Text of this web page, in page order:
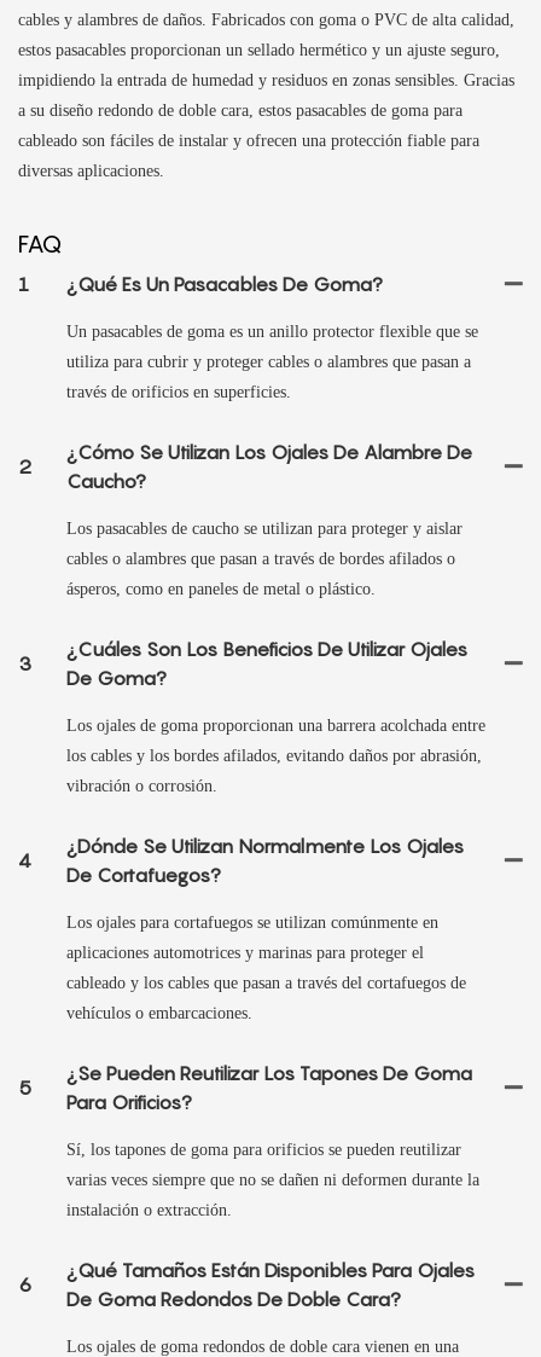
cables y alambres de daños. Fabricados con goma o PVC de alta calidad,
estos pasacables proporcionan un sellado hermético y un ajuste seguro,
impidiendo la entrada de humedad y residuos en zonas sensibles. Gracias
a su diseño redondo de doble cara, estos pasacables de goma para
cableado son fáciles de instalar y ofrecen una protección fiable para
diversas aplicaciones.
FAQ
1 ¿Qué Es Un Pasacables De Goma?
Un pasacables de goma es un anillo protector flexible que se
utiliza para cubrir y proteger cables o alambres que pasan a
través de orificios en superficies.
2
¿Cómo Se Utilizan Los Ojales De Alambre De
Caucho?
Los pasacables de caucho se utilizan para proteger y aislar
cables o alambres que pasan a través de bordes afilados o
ásperos, como en paneles de metal o plástico.
3
¿Cuáles Son Los Beneficios De Utilizar Ojales
De Goma?
Los ojales de goma proporcionan una barrera acolchada entre
los cables y los bordes afilados, evitando daños por abrasión,
vibración o corrosión.
4
¿Dónde Se Utilizan Normalmente Los Ojales
De Cortafuegos?
Los ojales para cortafuegos se utilizan comúnmente en
aplicaciones automotrices y marinas para proteger el
cableado y los cables que pasan a través del cortafuegos de
vehículos o embarcaciones.
5
¿Se Pueden Reutilizar Los Tapones De Goma
Para Orificios?
Sí, los tapones de goma para orificios se pueden reutilizar
varias veces siempre que no se dañen ni deformen durante la
instalación o extracción.
6
¿Qué Tamaños Están Disponibles Para Ojales
De Goma Redondos De Doble Cara?
Los ojales de goma redondos de doble cara vienen en una